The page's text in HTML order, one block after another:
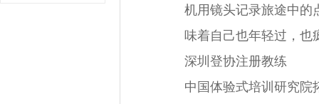
机用镜头记录旅途中的
味着自己也年轻过，也
深圳登协注册教练
中国体验式培训研究院